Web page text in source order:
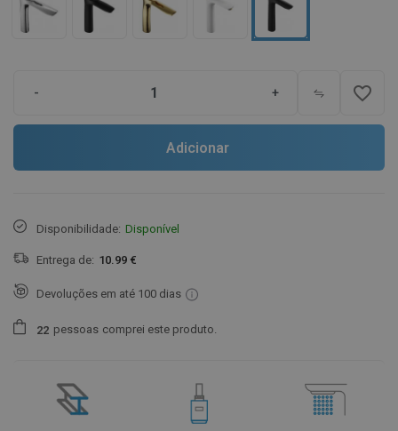
- + favorite_border
Adicionar
Disponibilidade: Disponível
Entrega de: 10.99 €
Devoluções em até 100 dias
22 pessoas comprei este produto.